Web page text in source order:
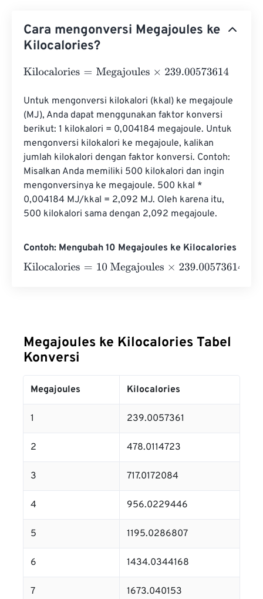
Cara mengonversi Megajoules ke
Kilocalories?
Kilocalories=Megajoules×239.00573614
Untuk mengonversi kilokalori (kkal) ke megajoule
(MJ), Anda dapat menggunakan faktor konversi
berikut: 1 kilokalori = 0,004184 megajoule. Untuk
mengonversi kilokalori ke megajoule, kalikan
jumlah kilokalori dengan faktor konversi. Contoh:
Misalkan Anda memiliki 500 kilokalori dan ingin
mengonversinya ke megajoule. 500 kkal *
0,004184 MJ/kkal = 2,092 MJ. Oleh karena itu,
500 kilokalori sama dengan 2,092 megajoule.
Contoh: Mengubah 10 Megajoules ke Kilocalories
Kilocalories=10 Megajoules×239.00573614=
Megajoules ke Kilocalories Tabel
Konversi
Megajoules Kilocalories
1 239.0057361
2 478.0114723
3 717.0172084
4 956.0229446
5 1195.0286807
6 1434.0344168
7 1673.040153